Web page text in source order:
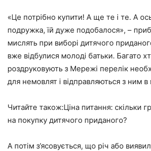
«Це потрібно купити! А ще те і те. А
подружка, їй дуже подобалося», –
мислять при виборі дитячого
вже відбулися молоді батьки. Багато
роздруковують з Мережі перелік
для немовлят і відправляються з ним в
Читайте також:Ціна питання: скільки
на покупку дитячого приданого?
А потім з’ясовується, що річ або